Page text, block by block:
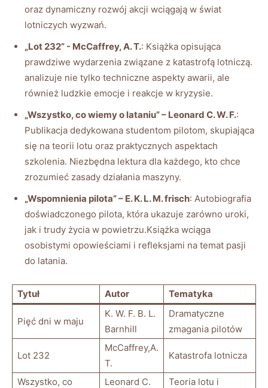
‌oraz⁣ dynamiczny rozwój⁤ akcji wciągają w świat
lotniczych‌ wyzwań.
„Lot 232” ‍-​ McCaffrey, A. T.: ‌Książka ‌opisująca‍
prawdziwe wydarzenia ‍związane ⁤z katastrofą⁤ lotniczą.
analizuje nie tylko techniczne aspekty awarii, ale
również ludzkie emocje⁢ i reakcje ⁢w kryzysie.
„Wszystko, co wiemy o lataniu” – Leonard C.⁢ W. ⁣F.:
Publikacja dedykowana studentom pilotom, ⁣skupiająca
się ‌na teorii lotu oraz praktycznych ​aspektach
szkolenia. Niezbędna⁤ lektura dla ⁢każdego, kto chce
‍zrozumieć zasady działania maszyny.
„Wspomnienia pilota”⁣ – E. K. L. ⁣M. frisch: Autobiografia
doświadczonego ⁤pilota, która ⁣ukazuje zarówno‍ uroki,
jak⁤ i trudy życia ‍w ‌powietrzu.Książka ⁣wciąga​
osobistymi opowieściami i refleksjami na temat⁤ pasji
do latania.
Tytuł Autor Tematyka
Pięć dni w maju
K.‌ W. F. B.⁤ L.
Barnhill
Dramatyczne
zmagania⁤ pilotów
Lot 232
McCaffrey,A.
T.
Katastrofa ‌lotnicza
Wszystko, ⁤co
Leonard C.⁣
Teoria lotu i